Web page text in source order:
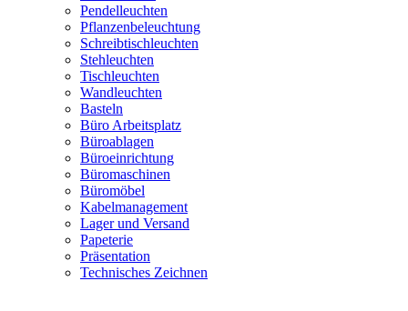
Pendelleuchten
Pflanzenbeleuchtung
Schreibtischleuchten
Stehleuchten
Tischleuchten
Wandleuchten
Basteln
Büro Arbeitsplatz
Büroablagen
Büroeinrichtung
Büromaschinen
Büromöbel
Kabelmanagement
Lager und Versand
Papeterie
Präsentation
Technisches Zeichnen